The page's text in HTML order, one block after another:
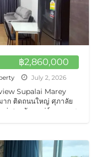
฿2,860,000
July 2, 2026
Supalai Marey
าก ติดถนนใหญ่ ศุภาลัย
ญ่ ศุภาลัยมาเร่ย์ ถนนเทพ